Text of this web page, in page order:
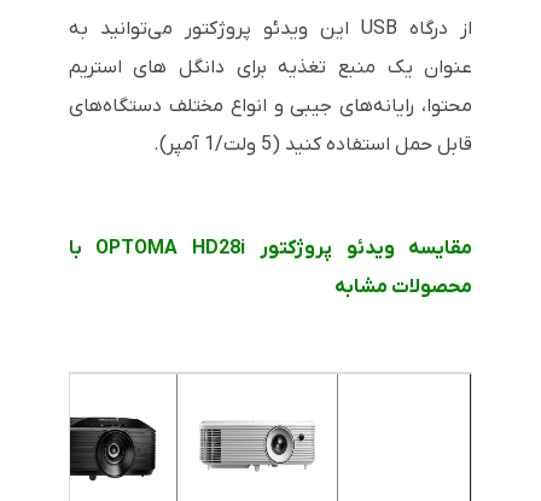
از درگاه USBاین ویدئو پروژکتور می‌توانید به
عنوان یک منبع تغذیه برای دانگل های استریم
محتوا، رایانه‌های جیبی و انواع مختلف دستگاه‌های
قابل حمل استفاده کنید (5 ولت/1 آمپر).
مقایسه ویدئو پروژکتور OPTOMA HD28i با
محصولات مشابه